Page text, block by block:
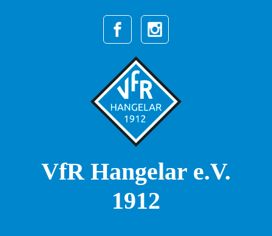
Zum Hauptinhalt springen
VfR Hangelar e.V.
1912